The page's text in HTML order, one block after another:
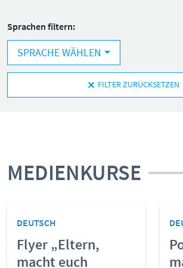
Sprachen filtern:
SPRACHE WÄHLEN
FILTER ZURÜCKSETZEN
MEDIENKURSE
DEUTSCH
Flyer „Eltern,
macht euch
Snapchat
TikTok
WhatsApp
Sicherheit & Risiken
Aktuelles
ÜBER UNS: